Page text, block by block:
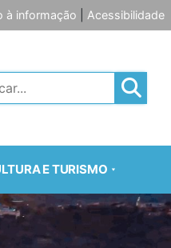
à informação Acessibilidade
E TURISMO